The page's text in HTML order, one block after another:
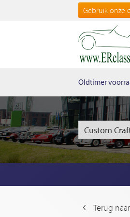
Gebruik onze
Oldtimer
Terug